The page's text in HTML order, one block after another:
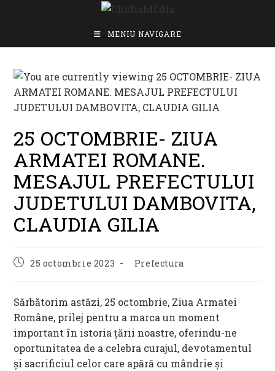
MENIU NAVIGARE
25 OCTOMBRIE- ZIUA
ARMATEI ROMANE.
MESAJUL PREFECTULUI
JUDETULUI DAMBOVITA,
CLAUDIA GILIA
Post25 octombrie 2023
Post
Prefectura
Sărbătorim astăzi, 25 octombrie, Ziua Armatei
Române, prilej pentru a marca un moment
important în istoria țării noastre, oferindu-ne
oportunitatea de a celebra curajul, devotamentul
și sacrificiul celor care apără cu mândrie și